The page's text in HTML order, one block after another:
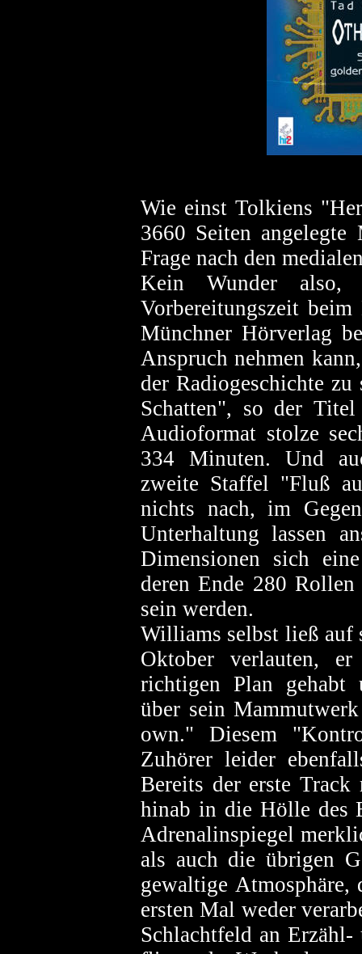
Wie einst Tolkiens
3660 Seiten
Frage nach den
Kein Wunder
Vorbereitungszeit
Münchner Hörverlag
Anspruch nehmen
der Radiogeschichte
Schatten", so der
Audioformat stolze
334 Minuten. Und
zweite Staffel "Fluß
nichts nach, im
Unterhaltung lassen
Dimensionen sich
deren Ende 280
sein werden.
Williams selbst ließ auf
Oktober verlauten,
richtigen Plan gehabt
über sein
own." Diesem
Zuhörer leider
Bereits der erste Track
hinab in die Hölle des
Adrenalinspiegel
als auch die übrigen
gewaltige Atmosphäre,
ersten Mal weder
Schlachtfeld an Erzähl-